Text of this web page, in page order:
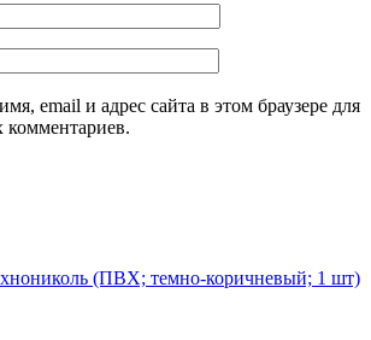
email и адрес сайта в этом браузере для
(ПВХ; темно-коричневый; 1 шт)